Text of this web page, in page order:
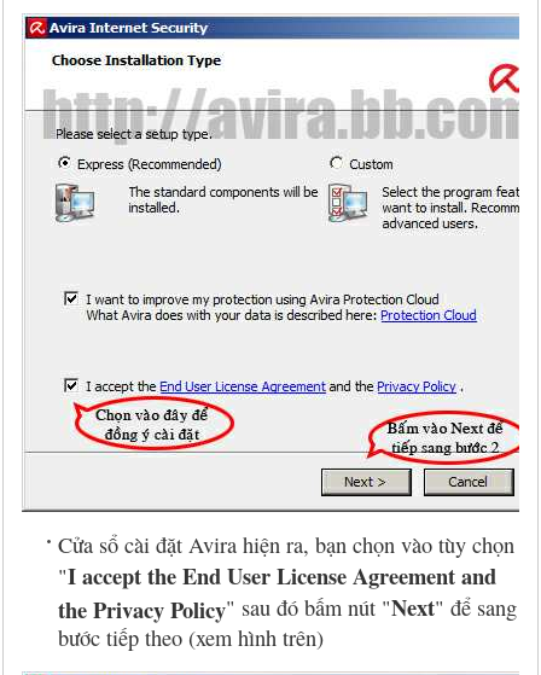
Cửa sổ cài đặt Avira hiện ra, bạn chọn vào tùy chọn
"I accept the End User License Agreement and
the Privacy Policy" sau đó bấm nút "Next" để sang
bước tiếp theo (xem hình trên)